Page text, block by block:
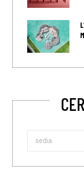
Search